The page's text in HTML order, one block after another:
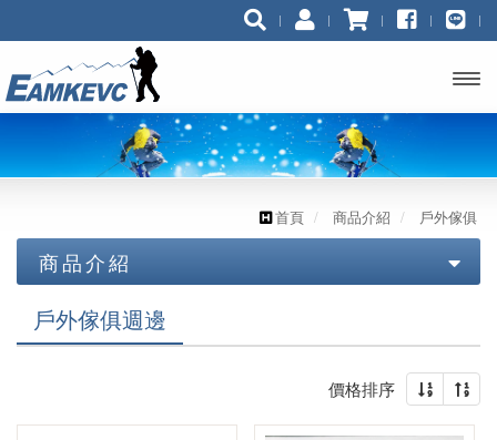
首頁 商品介紹 戶外傢俱
商品介紹
技術裝備 (工業/消防)
鉤環 連接環
技術裝備(運動)
戶外傢俱週邊
價格排序